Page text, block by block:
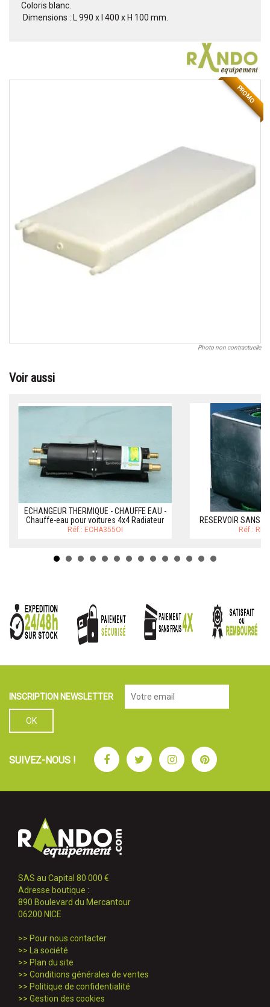
Coloris blanc.
 Dimensions : L 990 x l 400 x H 100 mm.
PROMO
Photo non contractuelle
Voir aussi
ECHANGEUR THERMIQUE - CHAUFFE EAU -
Chauffe-eau pour voitures 4x4 Radiateur
Réf.: ECHA355OI
RESERVOIR SANS
Réf.:
INSCRIPTION NEWSLETTER
SUIVEZ-NOUS ! FacebookTwitterInstagramPinterest
SAS au Capital 80 000 €
Adresse boutique :
890 Boulevard du Mercantour
06200 NICE
>> Pour nous contacter
>>
La société
>> Plan du site
>> Conditions générales de ventes
>> Politique de confidentialité
>> Gestion des cookies